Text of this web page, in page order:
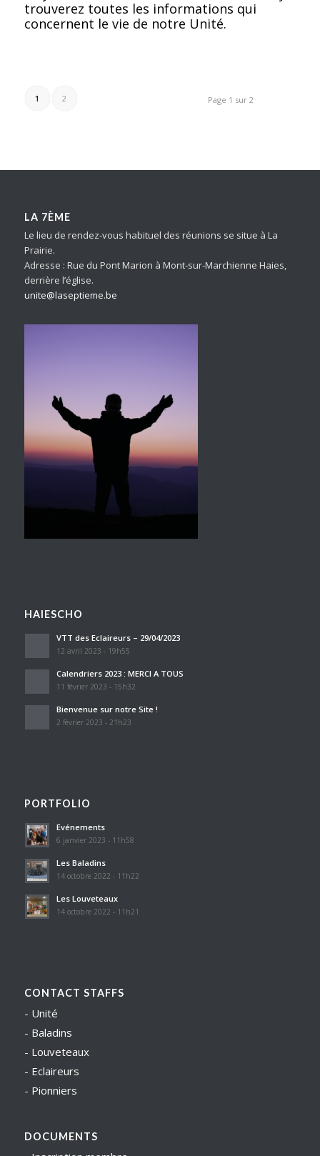
trouverez toutes les informations qui
concernent le vie de notre Unité.
Page 1 sur 2
1 2
LA 7ÈME
Le lieu de rendez-vous habituel des réunions se situe à La
Prairie.
Adresse : Rue du Pont Marion à Mont-sur-Marchienne Haies,
derrière l’église.
unite@laseptieme.be
HAIESCHO
VTT des Eclaireurs – 29/04/2023
12 avril 2023 - 19h55
Calendriers 2023 : MERCI A TOUS
11 février 2023 - 15h32
Bienvenue sur notre Site !
2 février 2023 - 21h23
PORTFOLIO
Evénements
6 janvier 2023 - 11h58
Les Baladins
14 octobre 2022 - 11h22
Les Louveteaux
14 octobre 2022 - 11h21
CONTACT STAFFS
- Unité
- Baladins
- Louveteaux
- Eclaireurs
- Pionniers
DOCUMENTS